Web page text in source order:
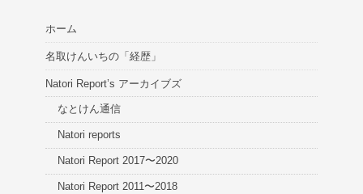
ホーム
名取けんいちの「経歴」
Natori Report’s アーカイブズ
なとけん通信
Natori reports
Natori Report 2017〜2020
Natori Report 2011〜2018